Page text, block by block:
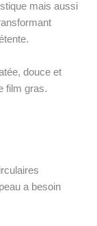
mais aussi
douce et
film gras.
a besoin